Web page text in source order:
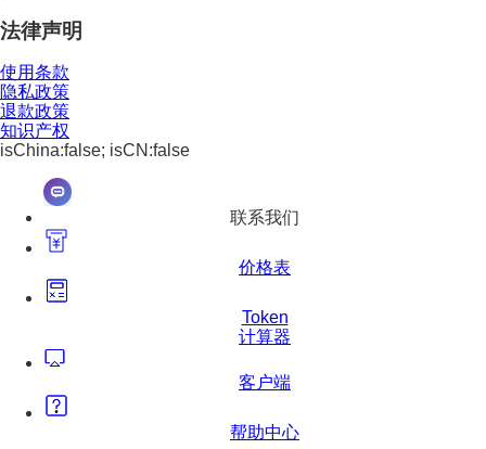
法律声明
使用条款
隐私政策
退款政策
知识产权
isChina:false; isCN:false
联系我们
价格表
Token
计算器
客户端
帮助中心